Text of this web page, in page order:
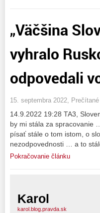
„Väčšina
vyhralo
odpovedali
15. septembra 2022,
14.9.2022 19:28 TA3,
by mi stála za spracovanie
písať stále o tom istom, o
nezodpovednosti … a to
Pokračovanie článku
Karol
karol.blog.pravda.sk